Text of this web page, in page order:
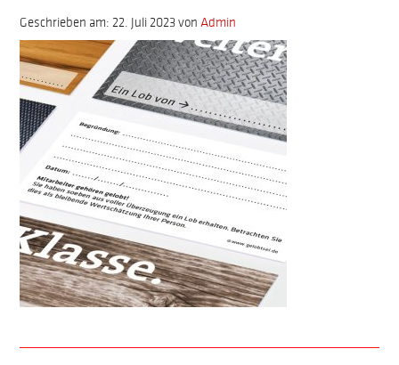
Geschrieben am: 22. Juli 2023 von Admin